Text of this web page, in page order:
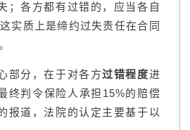
；各方都有过错的，应当各自
实质上是缔约过失责任在合同
部分，在于对各方过错程度进
终判令保险人承担15%的赔偿
报道，法院的认定主要基于以